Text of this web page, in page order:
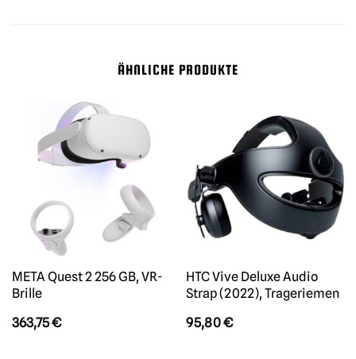
ÄHNLICHE PRODUKTE
META Quest 2 256 GB, VR-
Brille
363,75€
HTC Vive Deluxe Audio
Strap (2022), Trageriemen
95,80€